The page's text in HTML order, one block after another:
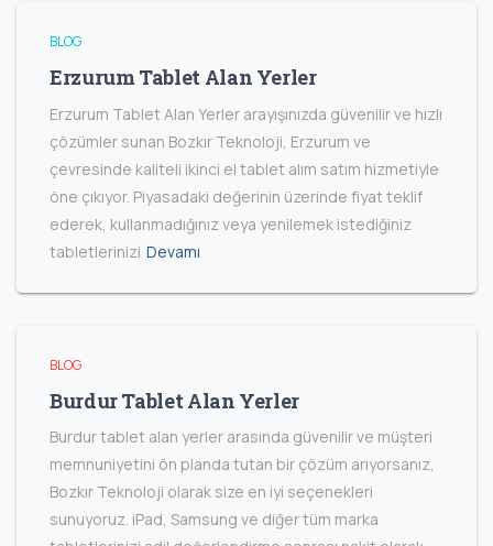
BLOG
Erzurum Tablet Alan Yerler
Erzurum Tablet Alan Yerler arayışınızda güvenilir ve hızlı
çözümler sunan Bozkır Teknoloji, Erzurum ve
çevresinde kaliteli ikinci el tablet alım satım hizmetiyle
öne çıkıyor. Piyasadaki değerinin üzerinde fiyat teklif
ederek, kullanmadığınız veya yenilemek istediğiniz
tabletlerinizi Devamı
BLOG
Burdur Tablet Alan Yerler
Burdur tablet alan yerler arasında güvenilir ve müşteri
memnuniyetini ön planda tutan bir çözüm arıyorsanız,
Bozkır Teknoloji olarak size en iyi seçenekleri
sunuyoruz. iPad, Samsung ve diğer tüm marka